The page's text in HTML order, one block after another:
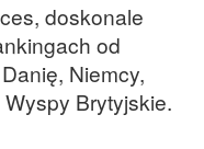
doskonale
od
Niemcy,
Brytyjskie.